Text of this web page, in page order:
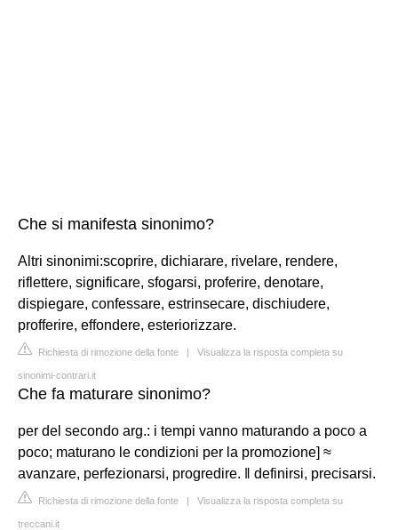
Che si manifesta sinonimo?
Altri sinonimi:scoprire, dichiarare, rivelare, rendere,
riflettere, significare, sfogarsi, proferire, denotare,
dispiegare, confessare, estrinsecare, dischiudere,
profferire, effondere, esteriorizzare.
Richiesta di rimozione della fonte | Visualizza la risposta completa su
sinonimi-contrari.it
Che fa maturare sinonimo?
per del secondo arg.: i tempi vanno maturando a poco a
poco; maturano le condizioni per la promozione] ≈
avanzare, perfezionarsi, progredire. ‖ definirsi, precisarsi.
Richiesta di rimozione della fonte | Visualizza la risposta completa su
treccani.it